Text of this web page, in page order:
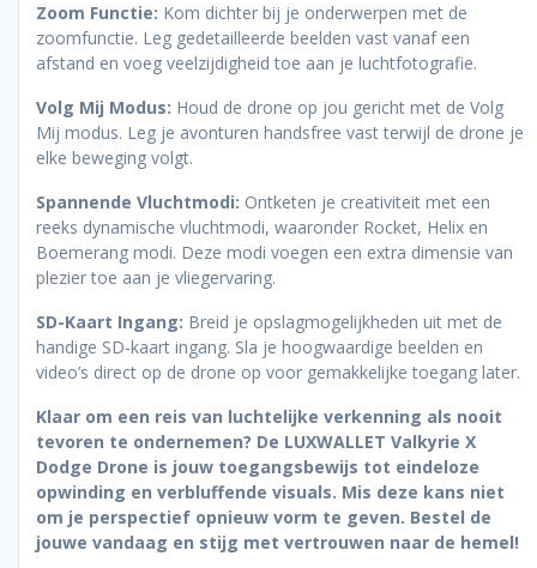
Zoom Functie: Kom dichter bij je onderwerpen met de
zoomfunctie. Leg gedetailleerde beelden vast vanaf een
afstand en voeg veelzijdigheid toe aan je luchtfotografie.
Volg Mij Modus: Houd de drone op jou gericht met de Volg
Mij modus. Leg je avonturen handsfree vast terwijl de drone je
elke beweging volgt.
Spannende Vluchtmodi: Ontketen je creativiteit met een
reeks dynamische vluchtmodi, waaronder Rocket, Helix en
Boemerang modi. Deze modi voegen een extra dimensie van
plezier toe aan je vliegervaring.
SD-Kaart Ingang: Breid je opslagmogelijkheden uit met de
handige SD-kaart ingang. Sla je hoogwaardige beelden en
video’s direct op de drone op voor gemakkelijke toegang later.
Klaar om een reis van luchtelijke verkenning als nooit
tevoren te ondernemen? De LUXWALLET Valkyrie X
Dodge Drone is jouw toegangsbewijs tot eindeloze
opwinding en verbluffende visuals. Mis deze kans niet
om je perspectief opnieuw vorm te geven. Bestel de
jouwe vandaag en stijg met vertrouwen naar de hemel!